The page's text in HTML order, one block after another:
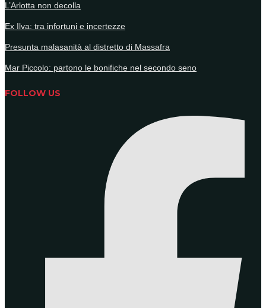
L’Arlotta non decolla
Ex Ilva: tra infortuni e incertezze
Presunta malasanità al distretto di Massafra
Mar Piccolo: partono le bonifiche nel secondo seno
FOLLOW US